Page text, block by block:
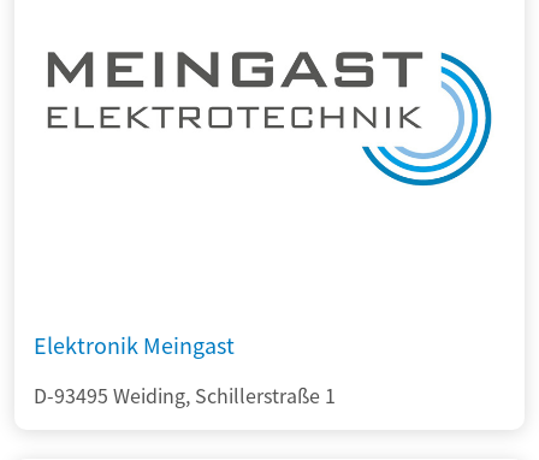
Elektronik Meingast
D-93495 Weiding, Schillerstraße 1